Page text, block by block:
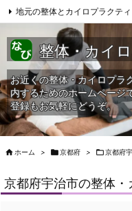
地元の整体とカイロプラクテ
サイトマップ 当HPへの問合
整体・カイ
お近くの整体・カイロプラ
内するためのホームページ
登録もお気軽にどうぞ。
 ホーム > 京都府 > 京都府
京都府宇治市の整体・